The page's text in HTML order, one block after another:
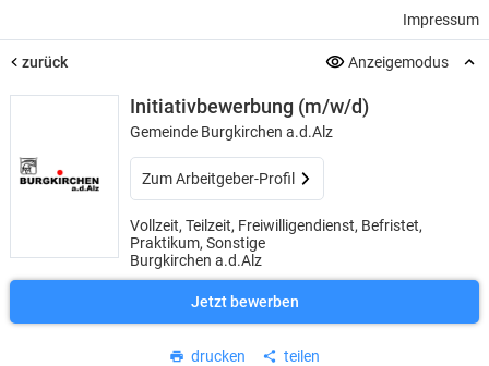
Impressum
zurück Anzeigemodus
Initiativbewerbung (m/w/d)
Gemeinde Burgkirchen a.d.Alz
Zum Arbeitgeber-Profil
Vollzeit, Teilzeit, Freiwilligendienst, Befristet,
Praktikum, Sonstige
Burgkirchen a.d.Alz
Jetzt bewerben
drucken teilen